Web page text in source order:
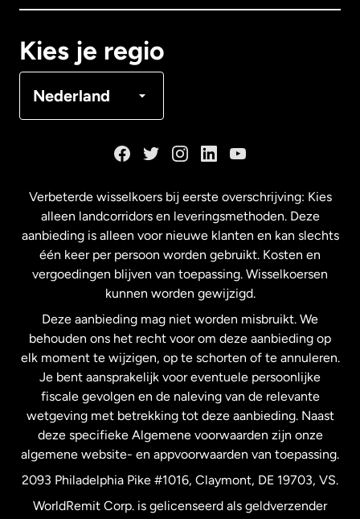
Kies je regio
Nederland
Maleisië
Nederland
Nieuw-Zeeland
Spanje
Verenigd Koninkrijk
Verenigde Staten English
Verbeterde wisselkoers bij eerste overschrijving: Kies
alleen landcorridors en leveringsmethoden. Deze
aanbieding is alleen voor nieuwe klanten en kan slechts
één keer per persoon worden gebruikt. Kosten en
vergoedingen blijven van toepassing. Wisselkoersen
kunnen worden gewijzigd.
Deze aanbieding mag niet worden misbruikt. We
behouden ons het recht voor om deze aanbieding op
elk moment te wijzigen, op te schorten of te annuleren.
Je bent aansprakelijk voor eventuele persoonlijke
fiscale gevolgen en de naleving van de relevante
wetgeving met betrekking tot deze aanbieding. Naast
deze specifieke Algemene voorwaarden zijn onze
algemene website- en appvoorwaarden van toepassing.
2093 Philadelphia Pike #1016, Claymont, DE 19703, VS.
WorldRemit Corp. is gelicenseerd als geldverzender